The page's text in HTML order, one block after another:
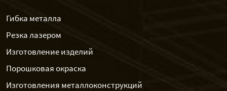
Гибка металла
Резка лазером
Изготовление изделий
Порошковая окраска
Изготовления металлоконструкций